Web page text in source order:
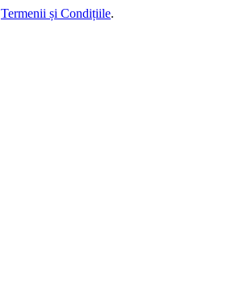
Termenii și Condițiile.